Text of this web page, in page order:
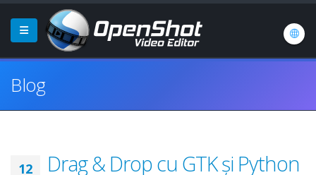
Blog
12 Drag & Drop cu GTK și Python